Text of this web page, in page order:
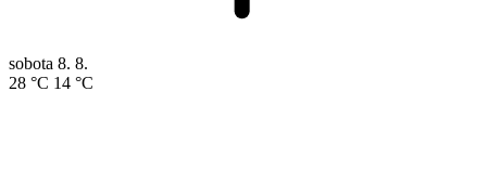
sobota 8. 8.
28 °C 14 °C